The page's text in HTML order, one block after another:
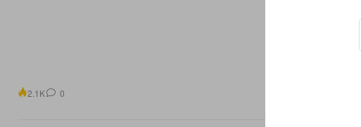
2.1K 0